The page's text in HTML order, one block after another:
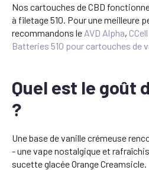
Nos cartouches de CBD
à filetage 510. Pour une meilleure
recommandons le AVD Alpha,
Batteries 510 pour cartouches de
Quel est le goût
?
Une base de vanille crémeuse
- une vape nostalgique et
sucette glacée Orange Creamsicle.